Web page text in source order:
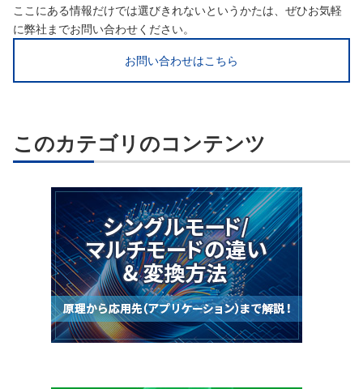
ここにある情報だけでは選びきれないというかたは、ぜひお気軽
に弊社までお問い合わせください。
お問い合わせはこちら
このカテゴリのコンテンツ